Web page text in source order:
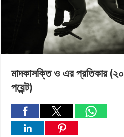
মাদকাসক্তি ও এর প্রতিকার (২০
পয়েন্ট)